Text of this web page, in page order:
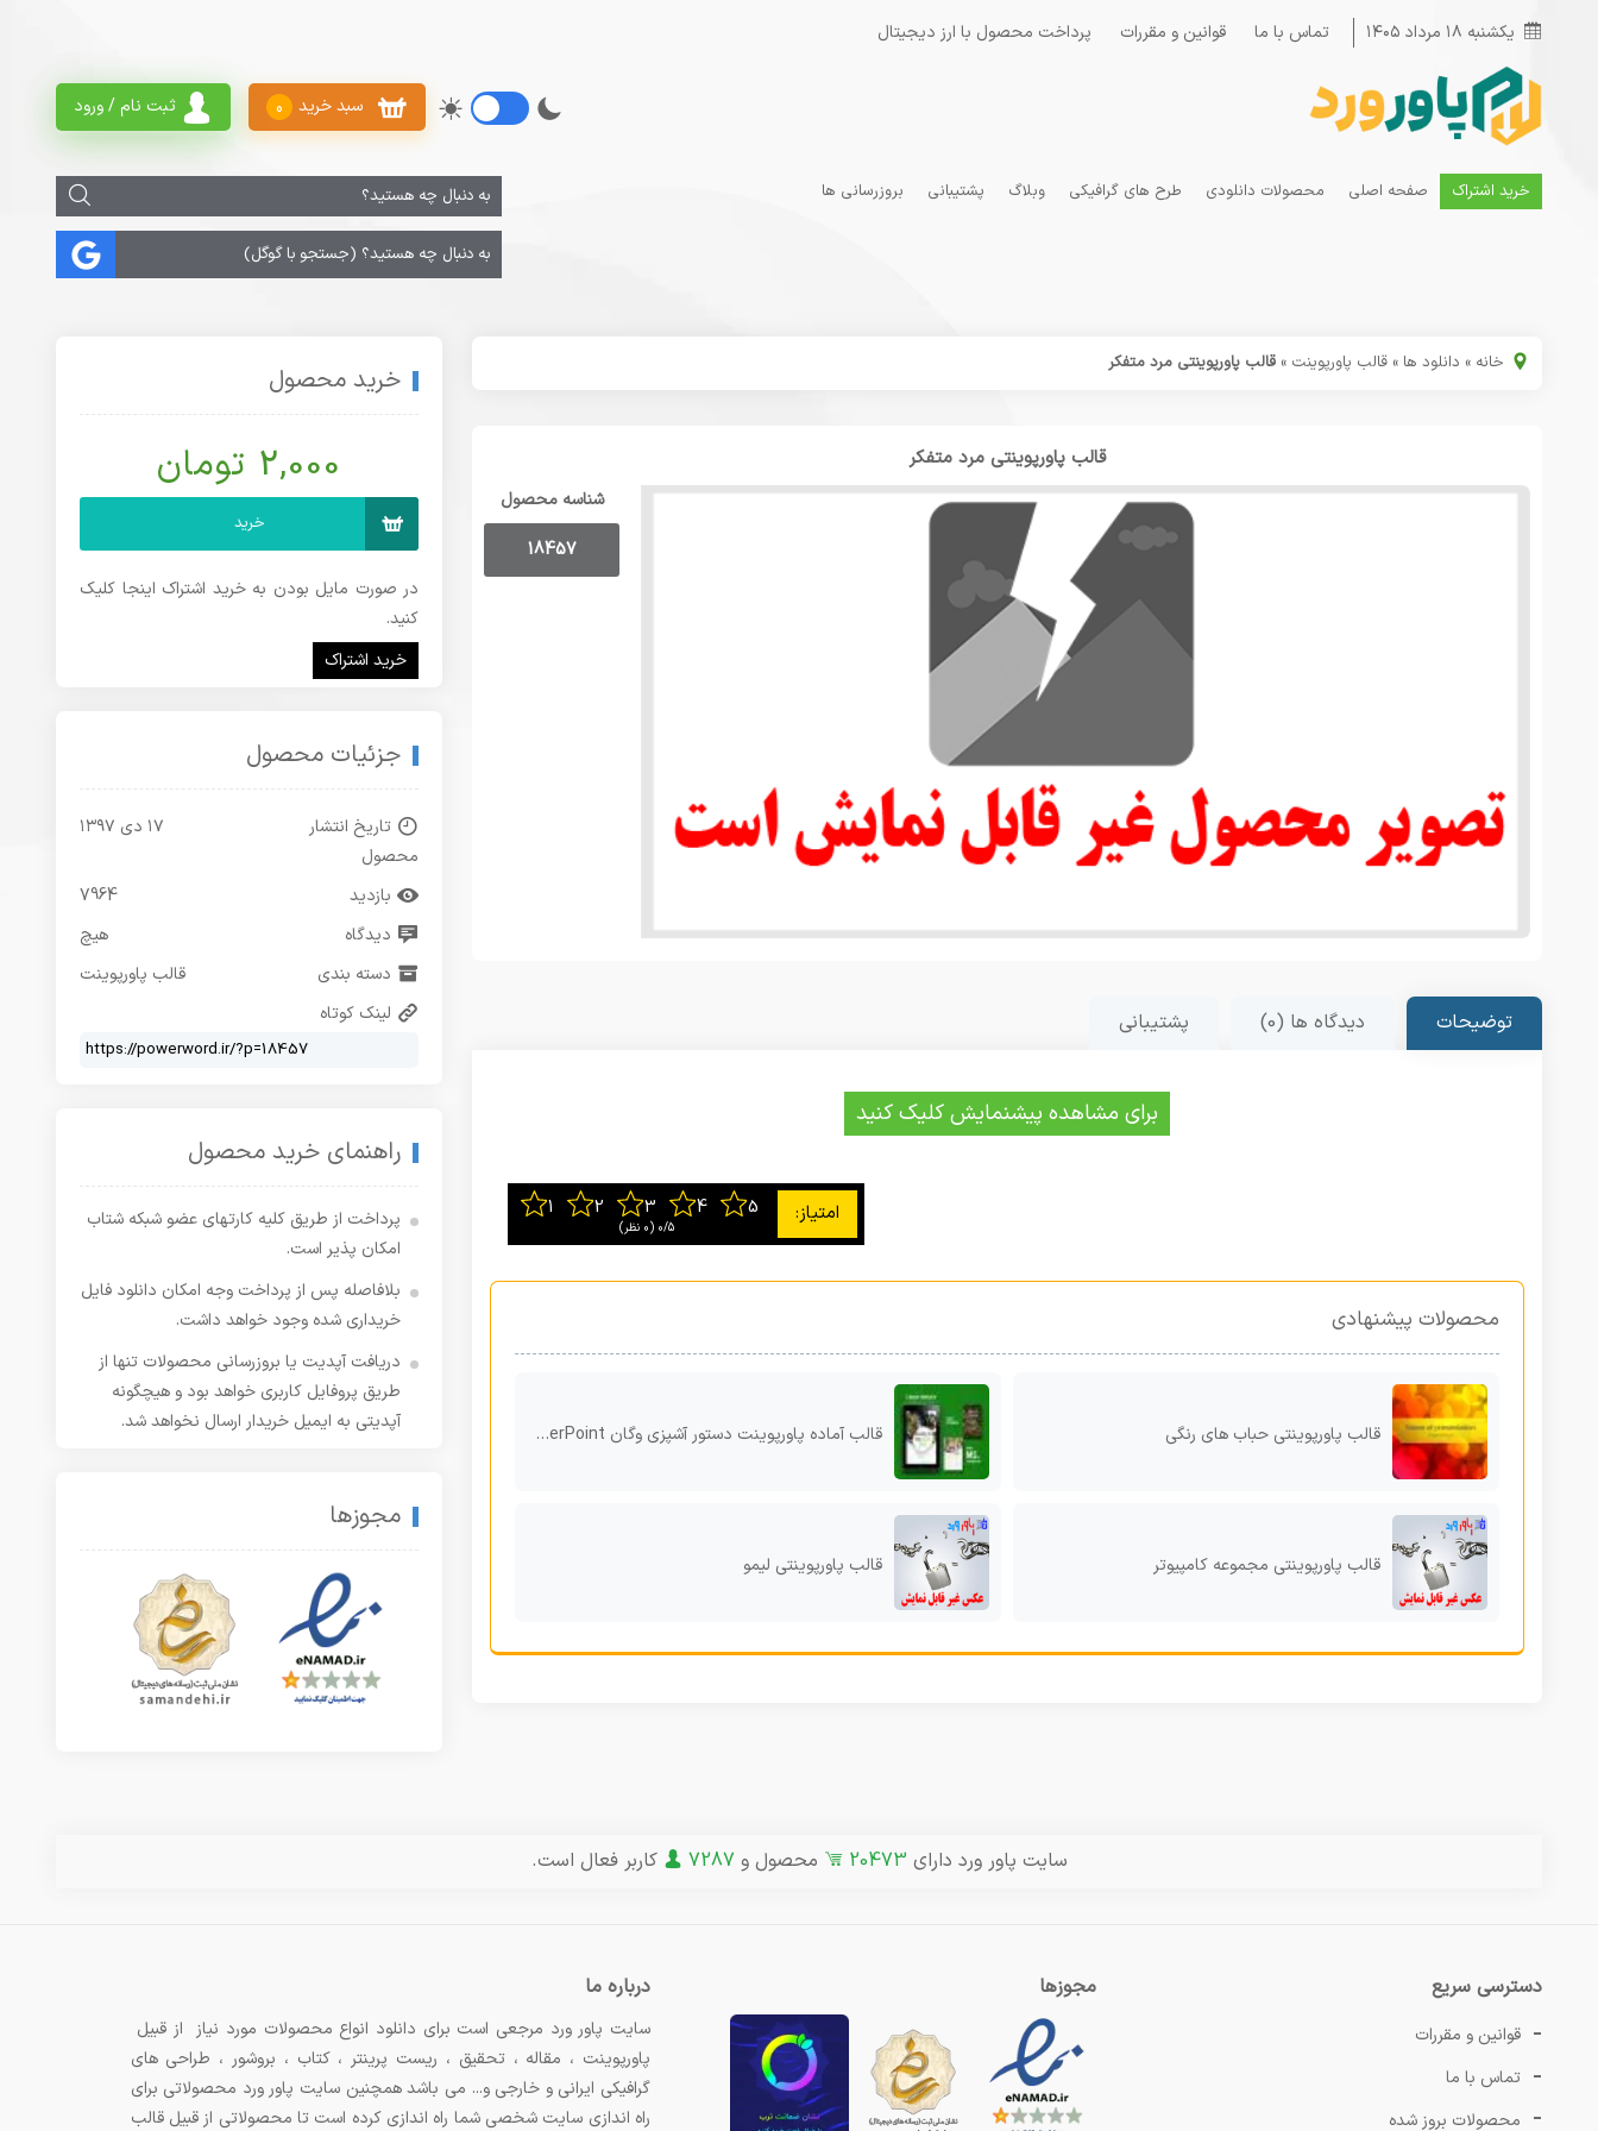
یکشنبه ۱۸ مرداد ۱۴۰۵ تماس با ما قوانین و مقررات پرداخت محصول با ارز دیجیتال
ثبت نام / ورود سبد خرید 0
خرید اشتراک صفحه اصلی محصولات دانلودی طرح های گرافیکی وبلاگ پشتیبانی بروزرسانی ها
خانه » دانلود ها » قالب پاورپوینت » قالب پاورپوینتی مرد متفکر
قالب پاورپوینتی مرد متفکر
شناسه محصول
18457
توضیحات دیدگاه ها (0) پشتیبانی
برای مشاهده پیشنمایش کلیک کنید
0/5 ‫(0 نظر)
محصولات پیشنهادی
قالب پاورپوینتی حباب های رنگی قالب آماده پاورپوینت دستور آشپزی وگان Vegan Recipe EBook Template PowerPoint
قالب پاورپوینتی مجموعه کامپیوتر قالب پاورپوینتی لیمو
خرید محصول
2,000 تومان
خرید
در صورت مایل بودن به خرید اشتراک اینجا کلیک
کنید.
خرید اشتراک
جزئیات محصول
تاریخ انتشار
محصول
۱۷ دی ۱۳۹۷
بازدید
7964
دیدگاه
هیچ
دسته بندی
قالب پاورپوینت
لینک کوتاه
راهنمای خرید محصول
پرداخت از طریق کلیه کارتهای عضو شبکه شتاب
امکان پذیر است.
بلافاصله پس از پرداخت وجه امکان دانلود فایل
خریداری شده وجود خواهد داشت.
دریافت آپدیت یا بروزرسانی محصولات تنها از
طریق پروفایل کاربری خواهد بود و هیچگونه
آپدیتی به ایمیل خریدار ارسال نخواهد شد.
مجوزها
سایت پاور ورد دارای 20473 محصول و7287 کاربر فعال است.
دسترسی سریع
قوانین و مقررات
تماس با ما
محصولات بروز شده
مجوزها درباره ما
سایت پاور ورد مرجعی است برای دانلود انواع محصولات مورد نیاز از قبیل
پاورپوینت ، مقاله ، تحقیق ، ریست پرینتر ، کتاب ، بروشور ، طراحی های
گرافیکی ایرانی و خارجی و... می باشد همچنین سایت پاور ورد محصولاتی برای
راه اندازی سایت شخصی شما راه اندازی کرده است تا محصولاتی از قبیل قالب